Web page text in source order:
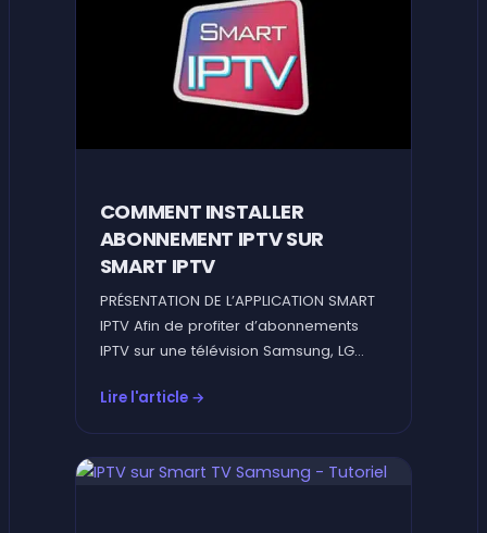
COMMENT INSTALLER
ABONNEMENT IPTV SUR
SMART IPTV
PRÉSENTATION DE L’APPLICATION SMART
IPTV Afin de profiter d’abonnements
IPTV sur une télévision Samsung, LG…
Lire l'article →